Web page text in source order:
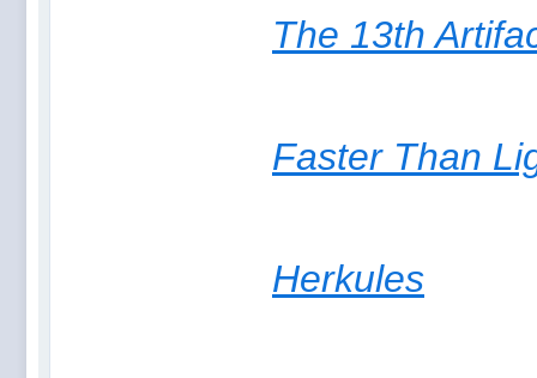
The 13th
Faster Than
Herkules